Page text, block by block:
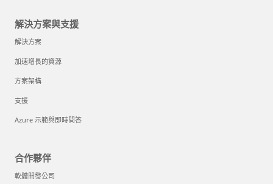
解決方案與支援
解決方案
加速增長的資源
方案架構
支援
Azure 示範與即時問答
合作夥伴
軟體開發公司